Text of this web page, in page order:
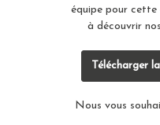
équipe pour cette
à découvrir
Télécharger
Nous vous